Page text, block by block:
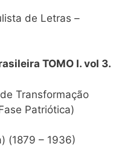
de Letras –
TOMO I. vol 3.
de Transformação
Patriótica)
(1879 – 1936)